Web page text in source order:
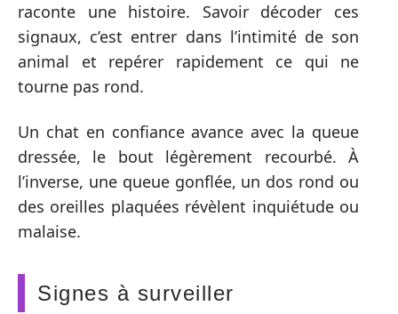
raconte une histoire. Savoir décoder ces
signaux, c’est entrer dans l’intimité de son
animal et repérer rapidement ce qui ne
tourne pas rond.
Un chat en confiance avance avec la queue
dressée, le bout légèrement recourbé. À
l’inverse, une queue gonflée, un dos rond ou
des oreilles plaquées révèlent inquiétude ou
malaise.
Signes à surveiller